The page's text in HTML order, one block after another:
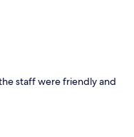
staff were friendly and